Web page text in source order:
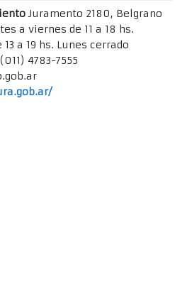
Juramento 2180, Belgrano
a viernes de 11 a 18 hs.
a 19 hs. Lunes cerrado
4783-7555